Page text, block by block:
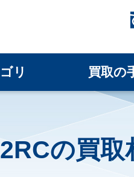
リ 買取の
の買取